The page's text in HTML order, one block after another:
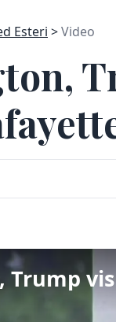
Esteri Video
Trump